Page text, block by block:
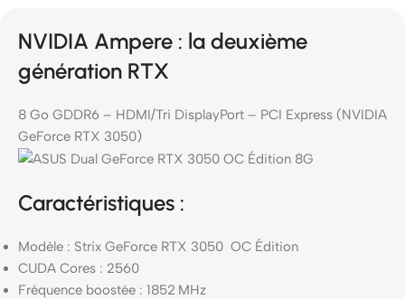
NVIDIA Ampere : la deuxième
génération RTX
8 Go GDDR6 – HDMI/Tri DisplayPort – PCI Express (NVIDIA
GeForce RTX 3050)
Caractéristiques :
Modèle : Strix GeForce RTX 3050 OC Édition
CUDA Cores : 2560
Fréquence boostée : 1852 MHz